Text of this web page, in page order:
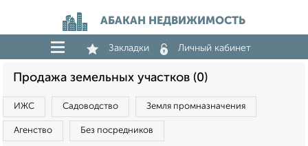
АБАКАН НЕДВИЖИМОСТЬ
Закладки Личный кабинет
Продажа земельных участков (0)
ИЖС Садоводство Земля промназначения
Агенство Без посредников